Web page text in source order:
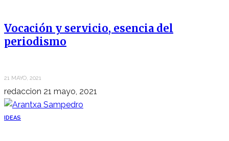
Vocación y servicio, esencia del
periodismo
21 MAYO, 2021
redaccion 21 mayo, 2021
IDEAS